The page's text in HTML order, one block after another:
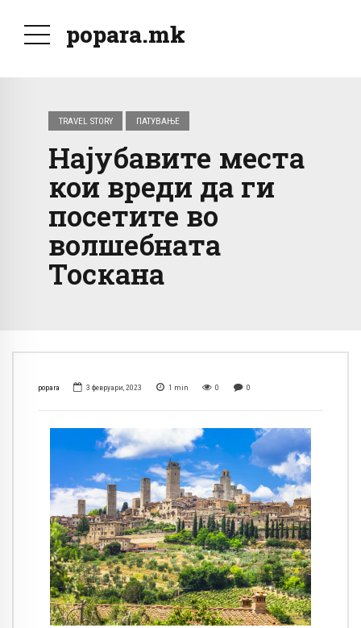
popara.mk
TRAVEL STORY ПАТУВАЊЕ
Најубавите места
кои вреди да ги
посетите во
волшебната
Тоскана
popara 3 февруари, 2023 1 min 0 0